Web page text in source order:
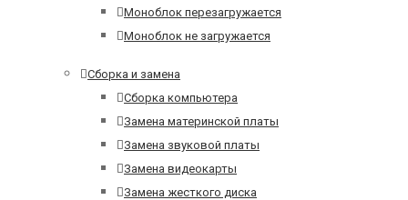
Моноблок перезагружается
Моноблок не загружается
Сборка и замена
Сборка компьютера
Замена материнской платы
Замена звуковой платы
Замена видеокарты
Замена жесткого диска